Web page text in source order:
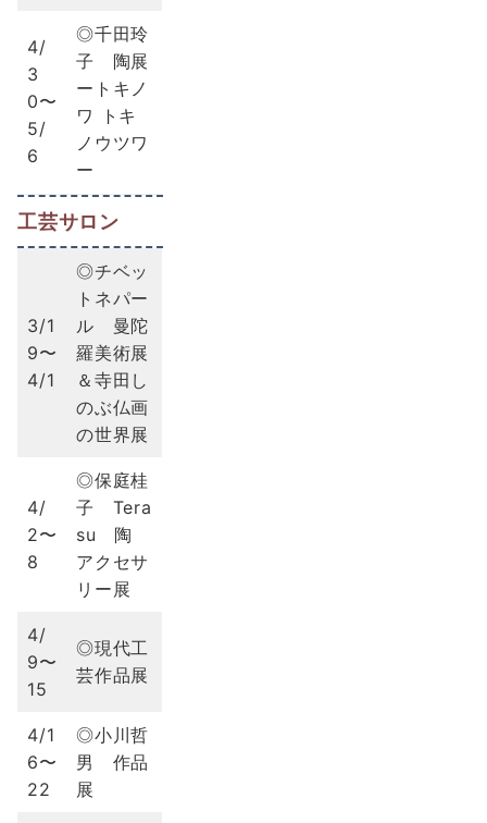
4/
3
0〜
5/
6
◎千田玲
子 陶展
ートキノ
ワ トキ
ノウツワ
ー
工芸サロン
3/1
9〜
4/1
◎チベッ
トネパー
ル 曼陀
羅美術展
＆寺田し
のぶ仏画
の世界展
4/
2〜
8
◎保庭桂
子 Tera
su 陶
アクセサ
リー展
4/
9〜
15
◎現代工
芸作品展
4/1
6〜
22
◎小川哲
男 作品
展